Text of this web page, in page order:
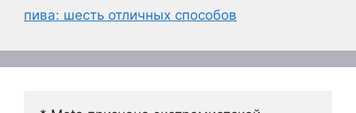
пива: шесть отличных способов